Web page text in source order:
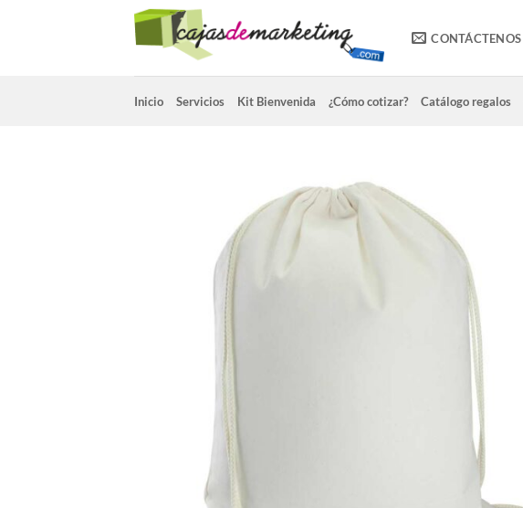
CONTÁCTENOS
Inicio Servicios Kit Bienvenida ¿Cómo cotizar? Catálogo regalos